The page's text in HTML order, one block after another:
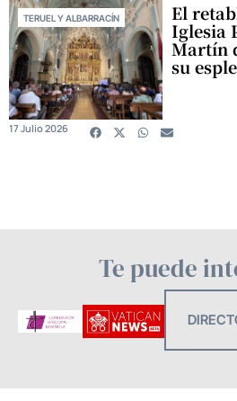
TERUEL Y ALBARRACÍN El
Iglesia
Martín
su
17 Julio 2026
Te puede